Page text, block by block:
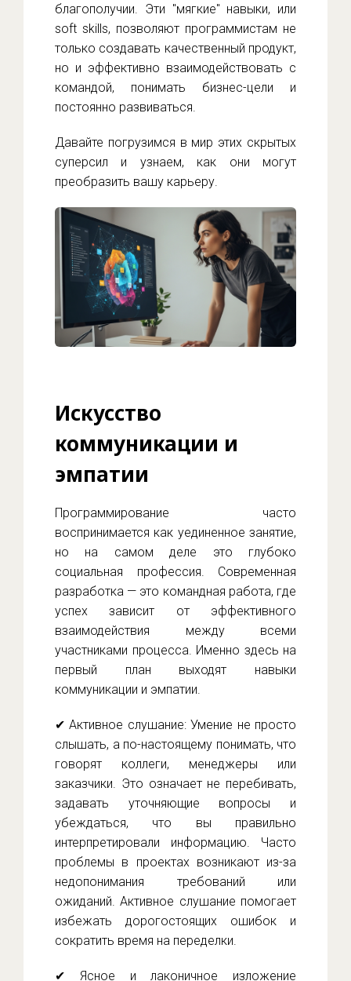
благополучии. Эти "мягкие" навыки, или
soft skills, позволяют программистам не
только создавать качественный продукт,
но и эффективно взаимодействовать с
командой, понимать бизнес-цели и
постоянно развиваться.
Давайте погрузимся в мир этих скрытых
суперсил и узнаем, как они могут
преобразить вашу карьеру.
Искусство
коммуникации и
эмпатии
Программирование часто
воспринимается как уединенное занятие,
но на самом деле это глубоко
социальная профессия. Современная
разработка — это командная работа, где
успех зависит от эффективного
взаимодействия между всеми
участниками процесса. Именно здесь на
первый план выходят навыки
коммуникации и эмпатии.
✔ Активное слушание: Умение не просто
слышать, а по-настоящему понимать, что
говорят коллеги, менеджеры или
заказчики. Это означает не перебивать,
задавать уточняющие вопросы и
убеждаться, что вы правильно
интерпретировали информацию. Часто
проблемы в проектах возникают из-за
недопонимания требований или
ожиданий. Активное слушание помогает
избежать дорогостоящих ошибок и
сократить время на переделки.
✔ Ясное и лаконичное изложение